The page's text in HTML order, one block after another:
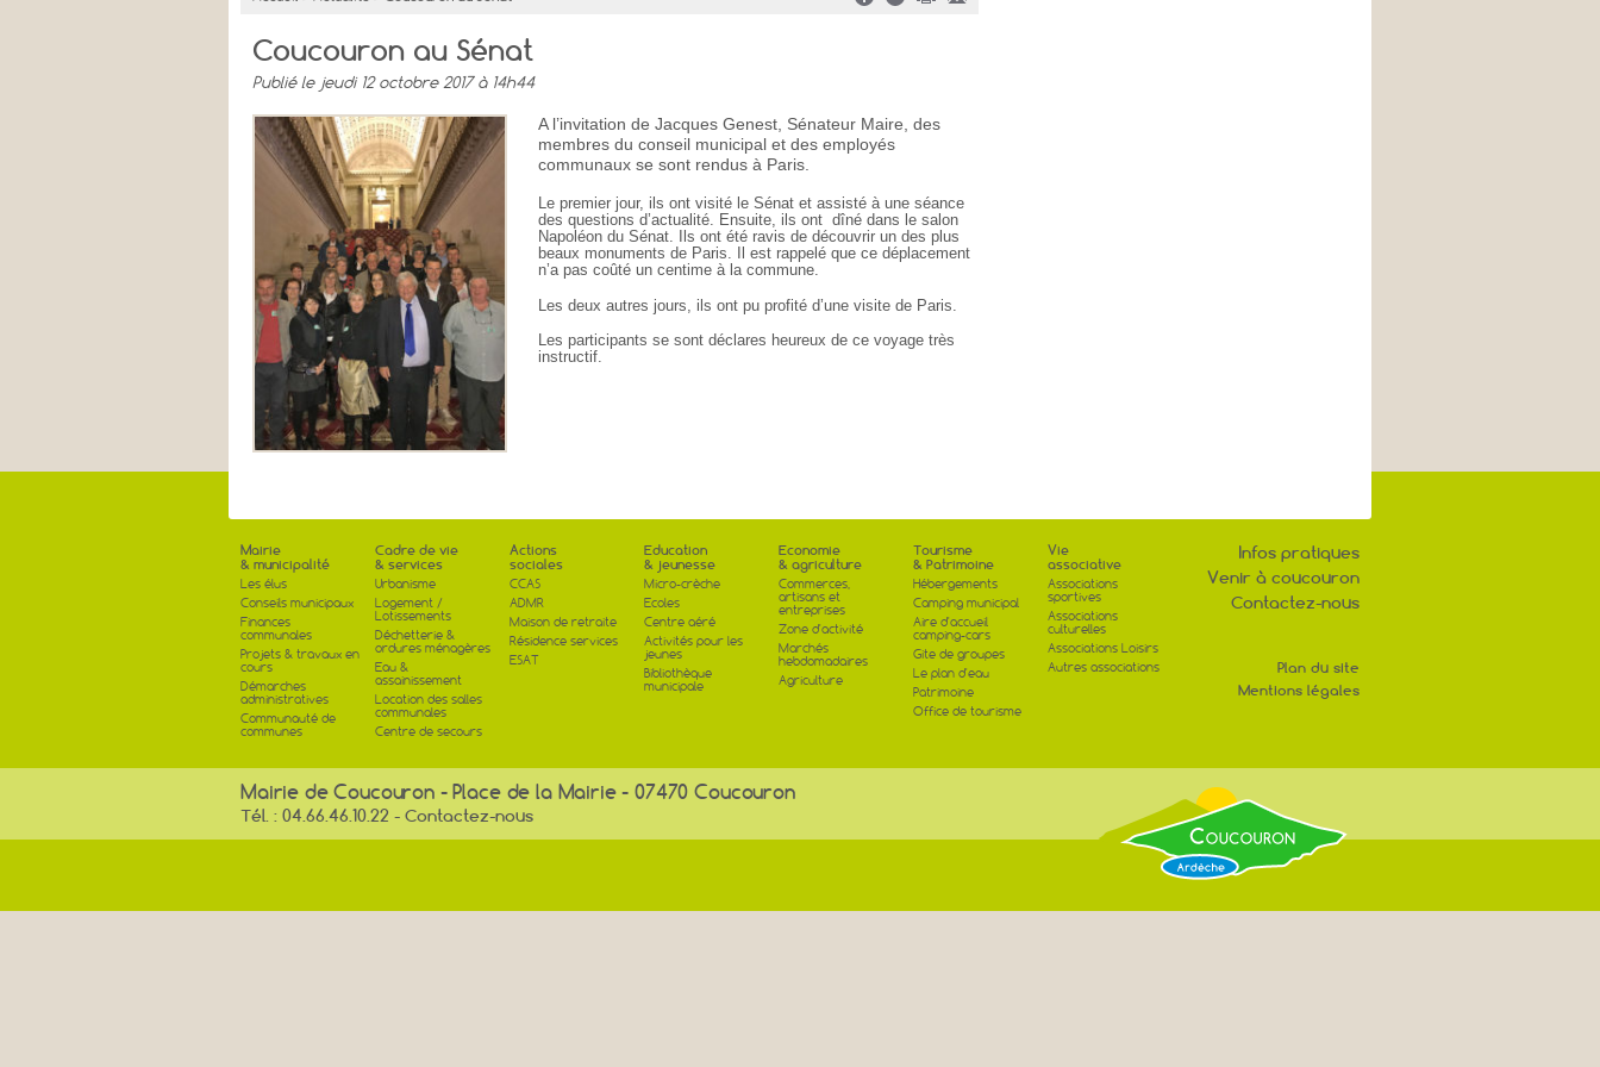
Coucouron au Sénat
Publié le jeudi 12 octobre 2017 à 14h44
A l’invitation de Jacques Genest, Sénateur Maire, des
membres du conseil municipal et des employés
communaux se sont rendus à Paris.
Le premier jour, ils ont visité le Sénat et assisté à une séance
des questions d’actualité. Ensuite, ils ont dîné dans le salon
Napoléon du Sénat. Ils ont été ravis de découvrir un des plus
beaux monuments de Paris. Il est rappelé que ce déplacement
n’a pas coûté un centime à la commune.
Les deux autres jours, ils ont pu profité d’une visite de Paris.
Les participants se sont déclares heureux de ce voyage très
instructif.
Mairie
& municipalité
Les élus
Conseils municipaux
Finances
communales
Projets & travaux en
cours
Démarches
administratives
Communauté de
communes
Cadre de vie
& services
Urbanisme
Logement /
Lotissements
Déchetterie &
ordures ménagères
Eau &
assainissement
Location des salles
communales
Centre de secours
Actions
sociales
CCAS
ADMR
Maison de retraite
Résidence services
ESAT
Education
& jeunesse
Micro-crèche
Ecoles
Centre aéré
Activités pour les
jeunes
Bibliothèque
municipale
Economie
& agriculture
Commerces,
artisans et
entreprises
Zone d'activité
Marchés
hebdomadaires
Agriculture
Tourisme
& Patrimoine
Hébergements
Camping municipal
Aire d'accueil
camping-cars
Gite de groupes
Le plan d'eau
Patrimoine
Office de tourisme
Vie
associative
Associations
sportives
Associations
culturelles
Associations Loisirs
Autres associations
Infos pratiques
Venir à coucouron
Contactez-nous
Plan du site
Mentions légales
Mairie de Coucouron - Place de la Mairie - 07470 Coucouron
Tél. : 04.66.46.10.22 - Contactez-nous